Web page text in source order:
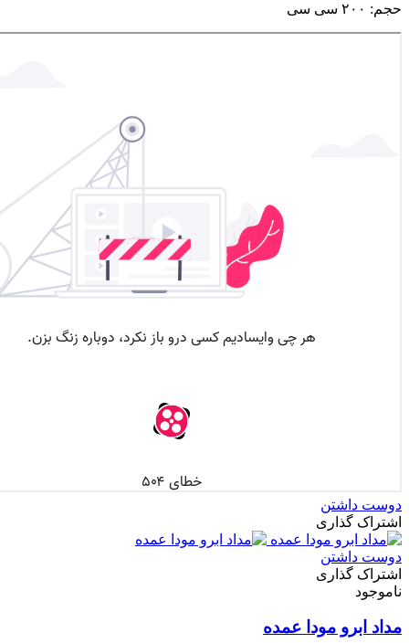
حجم: ۲۰۰ سی سی
دوست داشتن
اشتراک گذاری
دوست داشتن
اشتراک گذاری
ناموجود
مداد ابرو مودا عمده